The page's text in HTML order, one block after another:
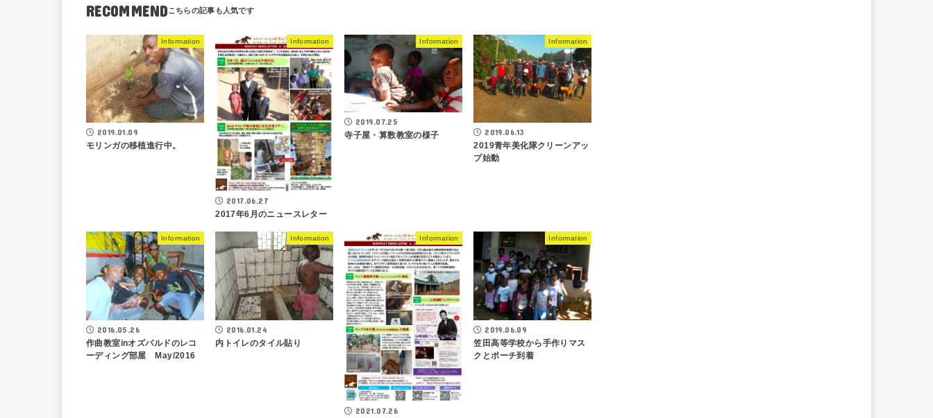
RECOMMEND
Information
2019.01.09
モリンガの移植進行中。
Information
2017.06.27
2017年6月のニュースレター
Information
2019.07.25
寺子屋・算数教室の様子
Information
2019.06.13
2019青年美化隊クリーンアッ
プ始動
Information
2016.05.26
作曲教室inオズバルドのレコ
ーディング部屋 May/2016
Information
2016.01.24
内トイレのタイル貼り
Information
2021.07.26
Information
2019.06.09
笠田高等学校から手作りマス
クとポーチ到着